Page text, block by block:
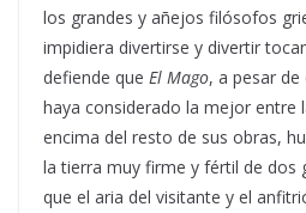
los grandes y añejos filósofos
impidiera divertirse y divertir
defiende que El Mago, a pesar de
haya considerado la mejor entre
encima del resto de sus obras,
la tierra muy firme y fértil de dos
que el aria del visitante y el